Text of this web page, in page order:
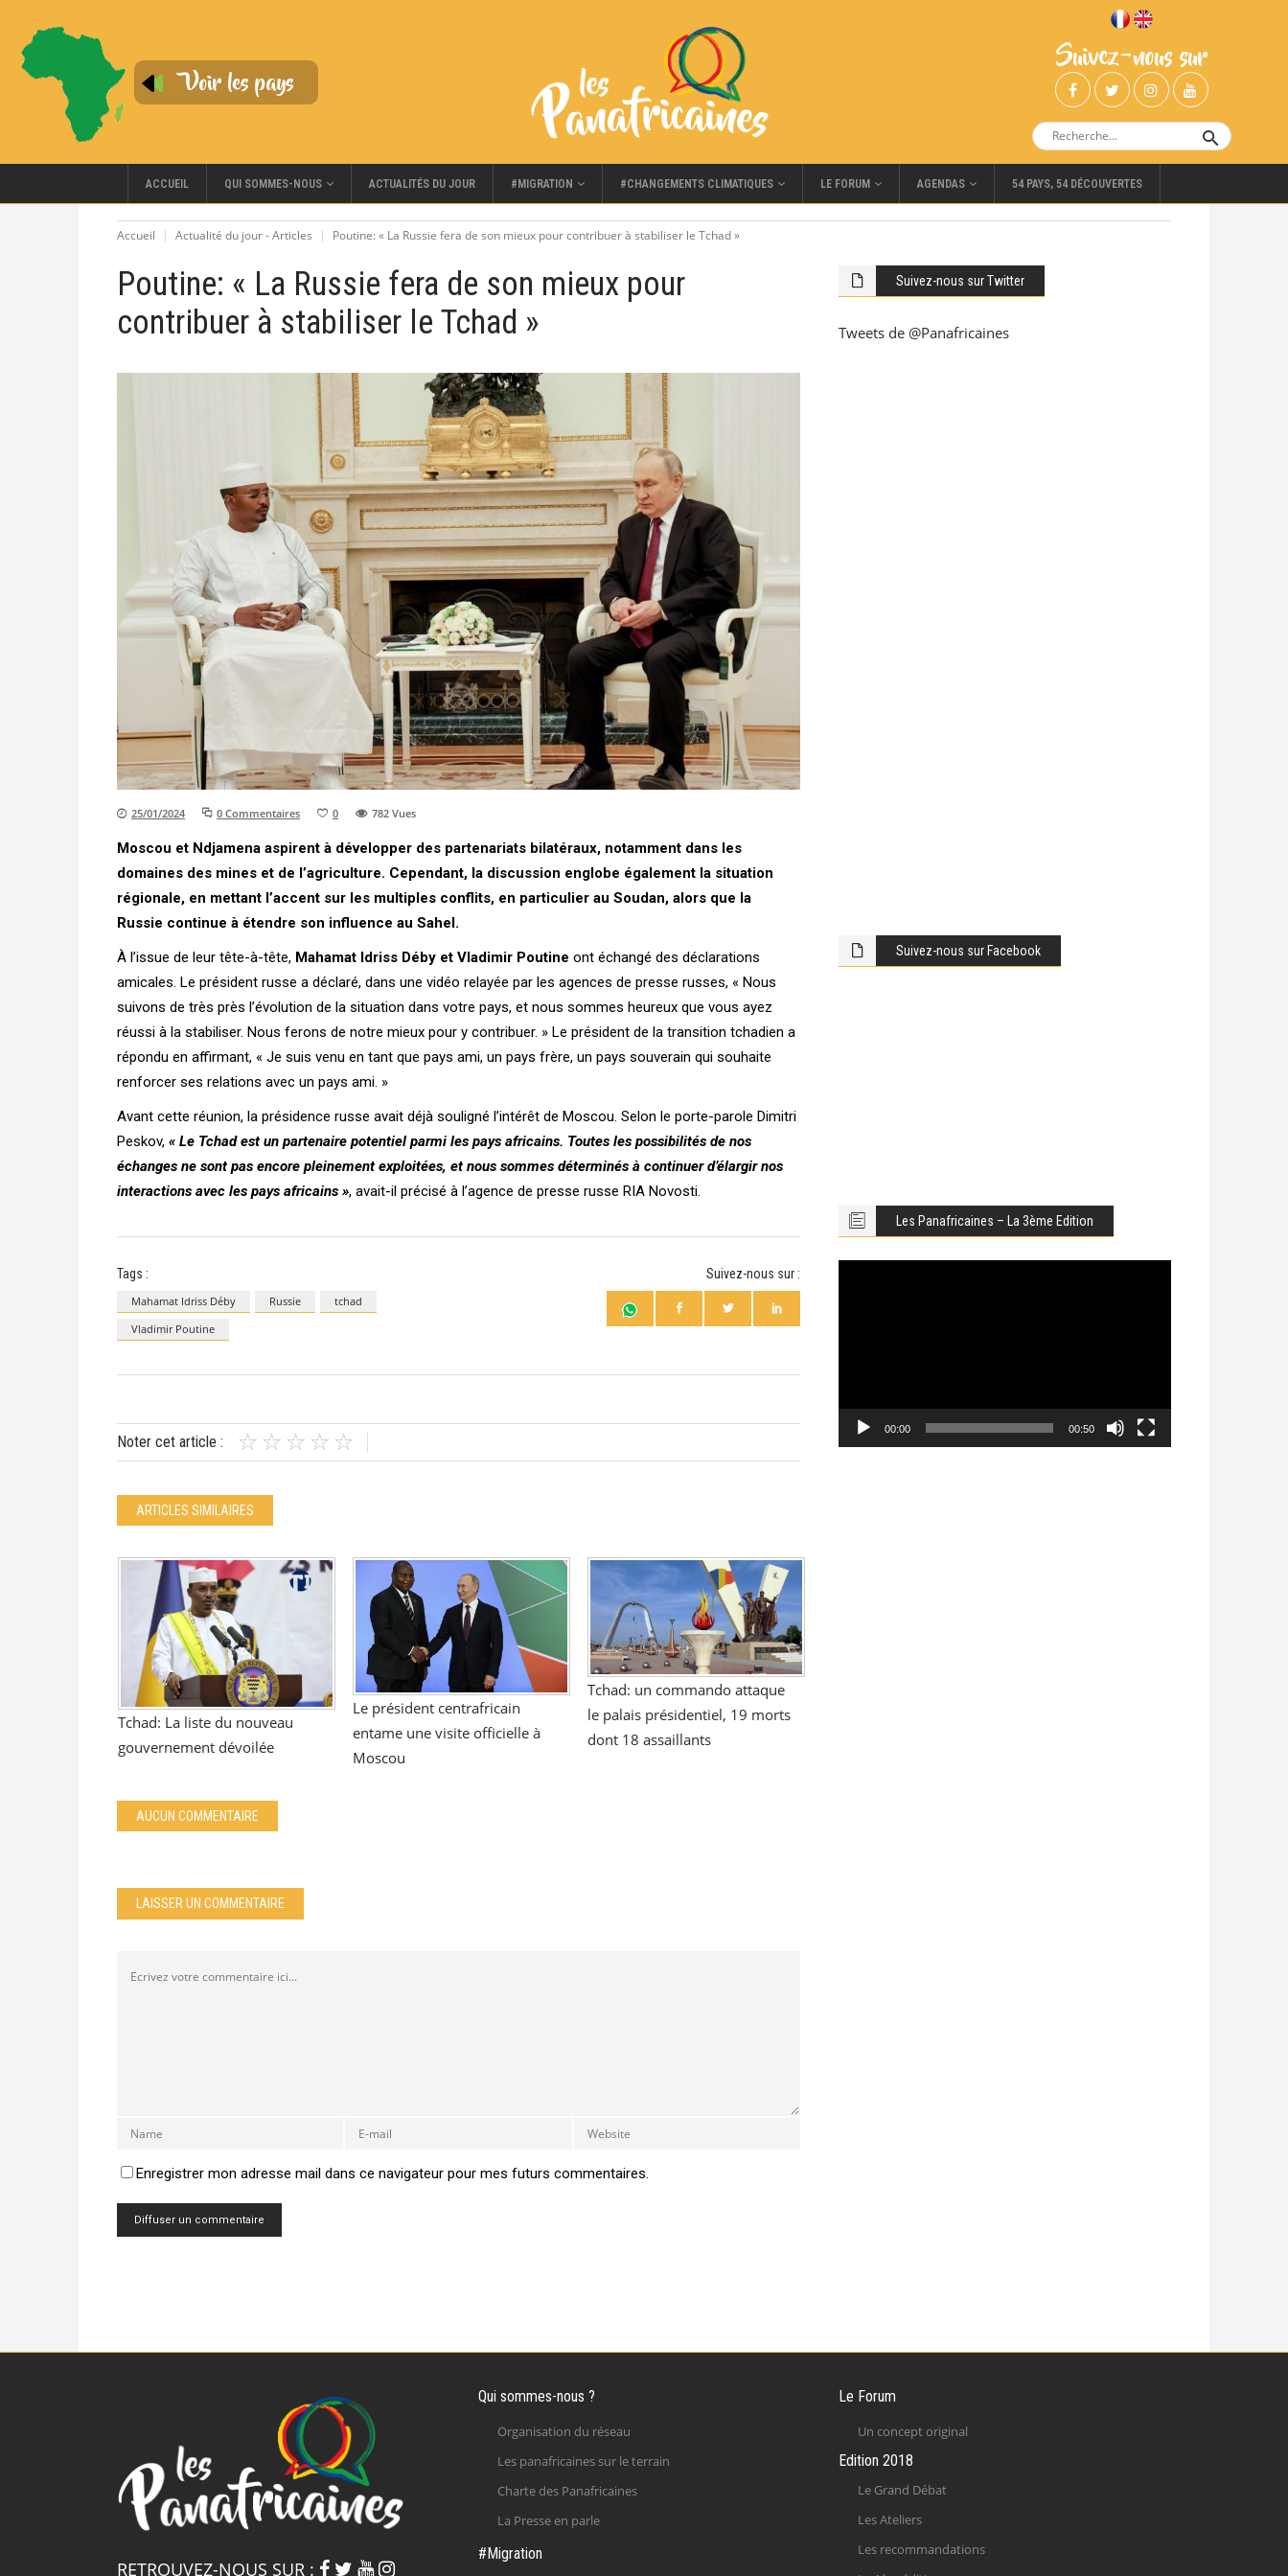
Suivez-nous sur
ACCUEIL QUI SOMMES-NOUS ACTUALITÉS DU JOUR #MIGRATION #CHANGEMENTS CLIMATIQUES LE FORUM AGENDAS 54 PAYS, 54 DÉCOUVERTES
Accueil Actualité du jour - Articles Poutine: « La Russie fera de son mieux pour contribuer à stabiliser le Tchad »
Poutine: « La Russie fera de son mieux pour
contribuer à stabiliser le Tchad »
25/01/2024 0 Commentaires 0 782 Vues
Moscou et Ndjamena aspirent à développer des partenariats bilatéraux, notamment dans les
domaines des mines et de l’agriculture. Cependant, la discussion englobe également la situation
régionale, en mettant l’accent sur les multiples conflits, en particulier au Soudan, alors que la
Russie continue à étendre son influence au Sahel.
À l’issue de leur tête-à-tête, Mahamat Idriss Déby et Vladimir Poutine ont échangé des déclarations
amicales. Le président russe a déclaré, dans une vidéo relayée par les agences de presse russes, « Nous
suivons de très près l’évolution de la situation dans votre pays, et nous sommes heureux que vous ayez
réussi à la stabiliser. Nous ferons de notre mieux pour y contribuer. » Le président de la transition tchadien a
répondu en affirmant, « Je suis venu en tant que pays ami, un pays frère, un pays souverain qui souhaite
renforcer ses relations avec un pays ami. »
Avant cette réunion, la présidence russe avait déjà souligné l’intérêt de Moscou. Selon le porte-parole Dimitri
Peskov, « Le Tchad est un partenaire potentiel parmi les pays africains. Toutes les possibilités de nos
échanges ne sont pas encore pleinement exploitées, et nous sommes déterminés à continuer d’élargir nos
interactions avec les pays africains », avait-il précisé à l’agence de presse russe RIA Novosti.
Tags :
Mahamat Idriss Déby Russie
tchad
Vladimir Poutine
Suivez-nous sur :
Noter cet article :
ARTICLES SIMILAIRES
Tchad: La liste du nouveau
gouvernement dévoilée
Le président centrafricain
entame une visite officielle à
Moscou
Tchad: un commando attaque
le palais présidentiel, 19 morts
dont 18 assaillants
AUCUN COMMENTAIRE
LAISSER UN COMMENTAIRE
Enregistrer mon adresse mail dans ce navigateur pour mes futurs commentaires.
Suivez-nous sur Twitter
Tweets de @Panafricaines
Suivez-nous sur Facebook
Les Panafricaines – La 3ème Edition
00:00 00:50
RETROUVEZ-NOUS SUR :
Qui sommes-nous ?
Organisation du réseau
Les panafricaines sur le terrain
Charte des Panafricaines
La Presse en parle
#Migration
Le Forum
Un concept original
Edition 2018
Le Grand Débat
Les Ateliers
Les recommandations